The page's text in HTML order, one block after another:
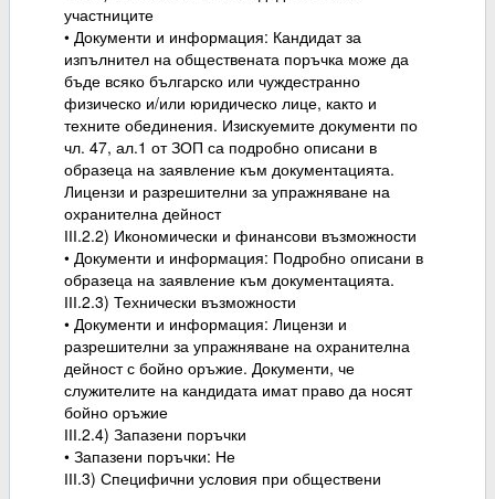
участниците
• Документи и информация: Кандидат за
изпълнител на обществената поръчка може да
бъде всяко българско или чуждестранно
физическо и/или юридическо лице, както и
техните обединения. Изискуемите документи по
чл. 47, ал.1 от ЗОП са подробно описани в
образеца на заявление към документацията.
Лицензи и разрешителни за упражняване на
охранителна дейност
ІІІ.2.2) Икономически и финансови възможности
• Документи и информация: Подробно описани в
образеца на заявление към документацията.
ІІІ.2.3) Технически възможности
• Документи и информация: Лицензи и
разрешителни за упражняване на охранителна
дейност с бойно оръжие. Документи, че
служителите на кандидата имат право да носят
бойно оръжие
ІІІ.2.4) Запазени поръчки
• Запазени поръчки: Не
ІІІ.3) Специфични условия при обществени